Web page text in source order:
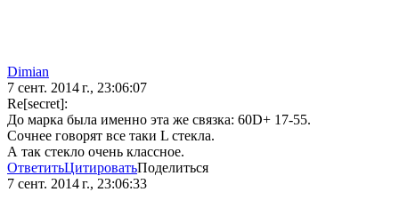
Dimian
7 сент. 2014 г., 23:06:07
Re[secret]:
До марка была именно эта же связка: 60D+ 17-55.
Сочнее говорят все таки L стекла.
А так стекло очень классное.
ОтветитьЦитироватьПоделиться
7 сент. 2014 г., 23:06:33